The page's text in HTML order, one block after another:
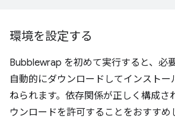
環境を設定する
Bubblewrap を初めて実行すると、必
自動的にダウンロードしてインスト
ねられます。依存関係が正しく構成さ
ウンロードを許可することをおすすめ